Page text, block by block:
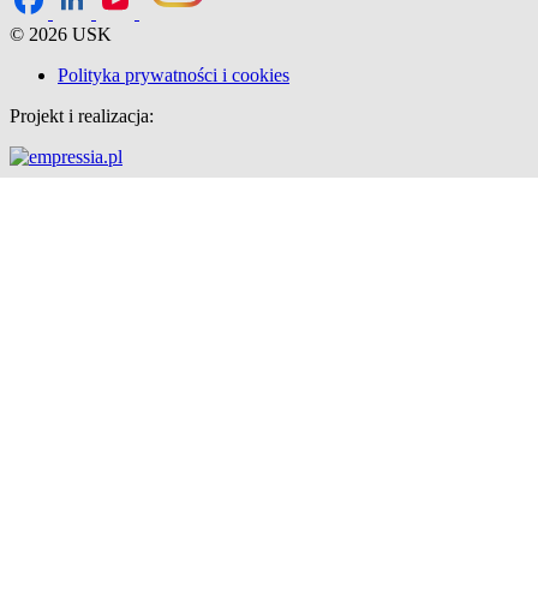
© 2026 USK
Polityka prywatności i cookies
Projekt i realizacja: